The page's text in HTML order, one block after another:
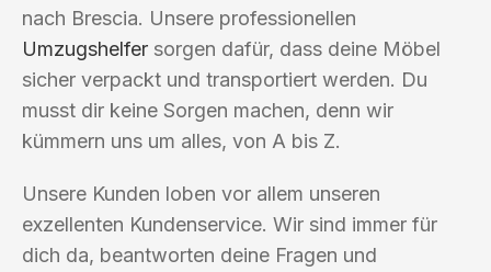
nach Brescia. Unsere professionellen
Umzugshelfer sorgen dafür, dass deine Möbel
sicher verpackt und transportiert werden. Du
musst dir keine Sorgen machen, denn wir
kümmern uns um alles, von A bis Z.
Unsere Kunden loben vor allem unseren
exzellenten Kundenservice. Wir sind immer für
dich da, beantworten deine Fragen und